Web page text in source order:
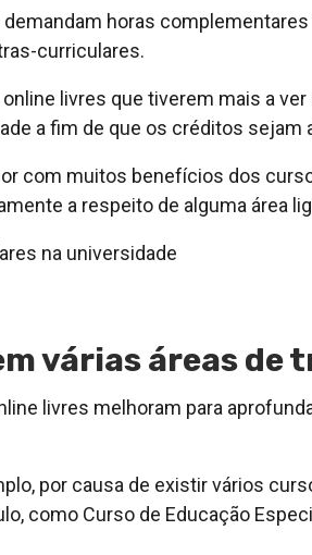
horas complementares
curriculares.
livres que tiverem mais a
a fim de que os créditos sejam
com muitos benefícios dos
a respeito de alguma área
na universidade
várias áreas de
livres melhoram para
por causa de existir vários
como Curso de Educação